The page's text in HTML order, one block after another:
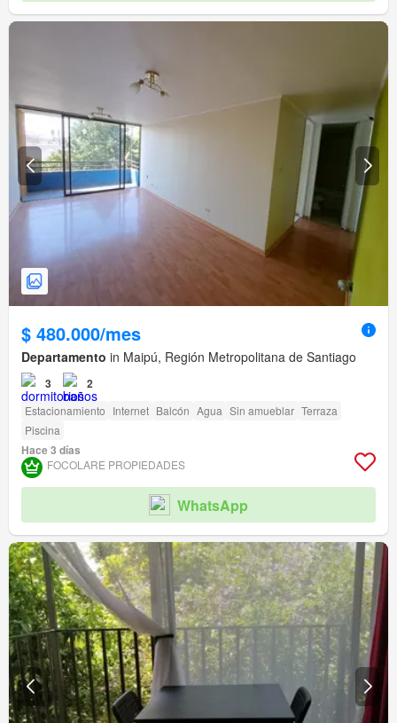
$ 480.000/mes
Departamento in Maipú, Región Metropolitana de Santiago
3 2
Estacionamiento Internet Balcón Agua Sin amueblar Terraza
Piscina
Hace 3 días
FOCOLARE PROPIEDADES
WhatsApp